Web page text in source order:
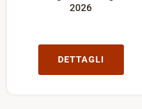
2026
DETTAGLI